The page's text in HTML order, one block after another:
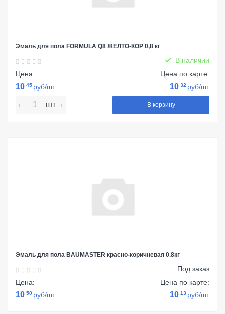
Эмаль для пола FORMULA Q8 ЖЕЛТО-КОР 0,8 кг
В наличии
Цена:
10 45 руб/шт
Цена по карте:
10 32 руб/шт
шт В корзину
Эмаль для пола BAUMASTER красно-коричневая 0.8кг
Под заказ
Цена:
10 50 руб/шт
Цена по карте:
10 13 руб/шт